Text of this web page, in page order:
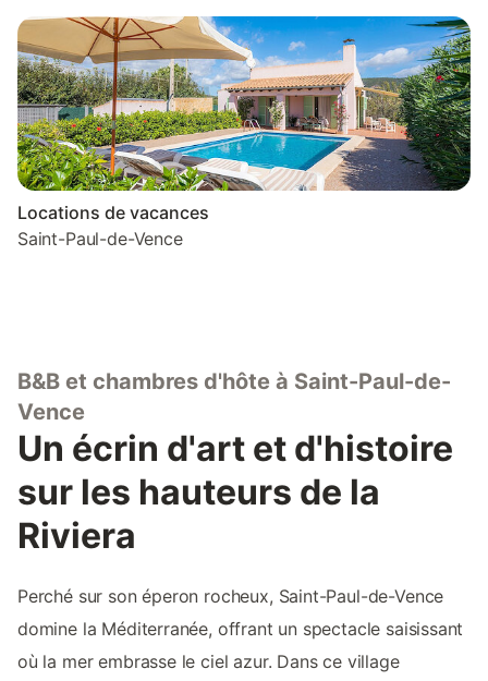
Locations de vacances
Saint-Paul-de-Vence
B&B et chambres d'hôte à Saint-Paul-de-
Vence
Un écrin d'art et d'histoire
sur les hauteurs de la
Riviera
Perché sur son éperon rocheux, Saint-Paul-de-Vence
domine la Méditerranée, offrant un spectacle saisissant
où la mer embrasse le ciel azur. Dans ce village